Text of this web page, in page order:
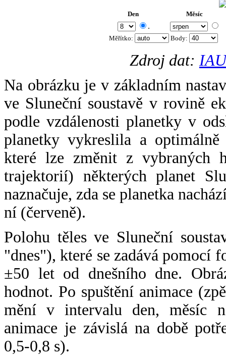
Den Měsíc
.
Měřítko: Body:
Zdroj dat:
Na obrázku je v základním
ve Sluneční soustavě v rovině
podle vzdálenosti planetky v
planetky vykreslila a
které lze změnit z vybraných
trajektorií) některých planet
naznačuje, zda se planetka
ní (červeně).
Polohu těles ve Sluneční
"dnes"), které se zadává pomocí
±50 let od dnešního dne.
hodnot. Po spuštění animace
mění v intervalu den, měsíc
animace je závislá na době
0,5-0,8 s).